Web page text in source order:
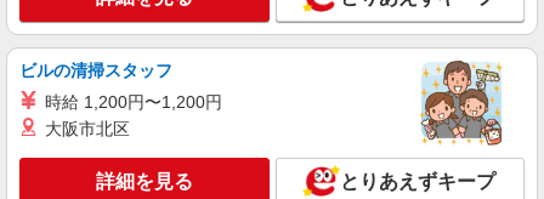
株式会社kotrio /●SZ-H-2013232
豊川駅＊少人数グルホで利用者さんと家事や掃
除など♪日払いOK
時給1500円〜2125円 ＜日払い有/週払い有/交
豊川市内
ビルの清掃スタッフ
時給 1,200円〜1,200円
大阪市北区
詳細を見る とりあえずキープ